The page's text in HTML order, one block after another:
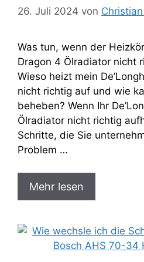
26. Juli 2024 von
Was tun, wenn der
Dragon 4 Ölradiator nicht
Wieso heizt mein
nicht richtig auf und wie
beheben? Wenn Ihr
Ölradiator nicht richtig
Schritte, die Sie
Problem …
Mehr lesen